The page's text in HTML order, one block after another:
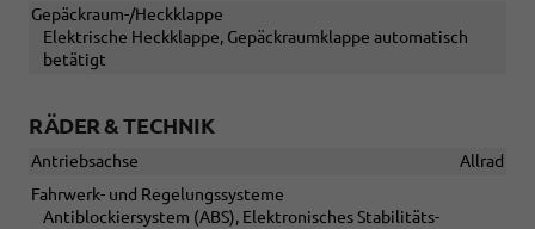
Gepäckraum-/Heckklappe
Elektrische Heckklappe, Gepäckraumklappe automatisch
betätigt
RÄDER & TECHNIK
Antriebsachse
Allrad
Fahrwerk- und Regelungssysteme
Antiblockiersystem (ABS), Elektronisches Stabilitäts-